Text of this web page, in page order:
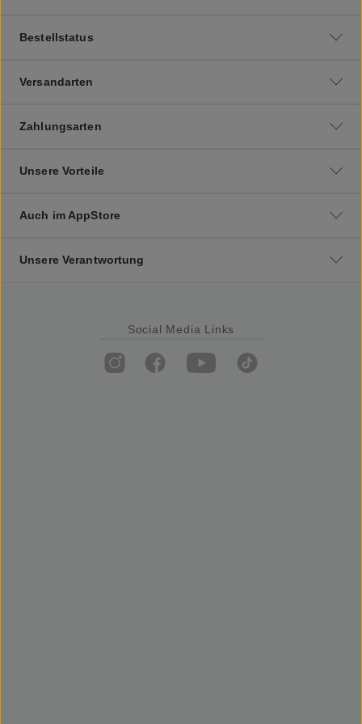
Bestellstatus
Versandarten
Zahlungsarten
Unsere Vorteile
Auch im AppStore
Unsere Verantwortung
Social Media Links